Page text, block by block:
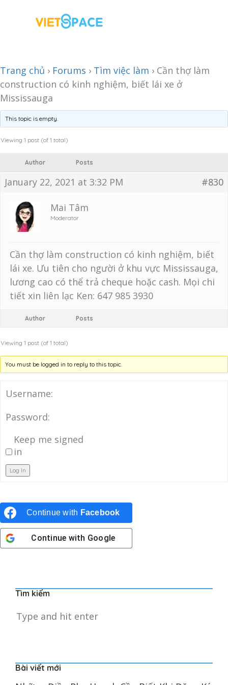
Trang chủ › Forums › Tìm việc làm › Cần thợ làm
construction có kinh nghiệm, biết lái xe ở
Mississauga
This topic is empty.
Viewing 1 post (of 1 total)
Author Posts
January 22, 2021 at 3:32 PM #830
Mai Tâm
Moderator
Cần thợ làm construction có kinh nghiệm, biết
lái xe. Ưu tiên cho người ở khu vực Mississauga,
lương cao có thể trả cheque hoặc cash. Mọi chi
tiết xin liên lạc Ken: 647 985 3930
Author Posts
Viewing 1 post (of 1 total)
You must be logged in to reply to this topic.
Username:
Password:
Keep me signed
in
Log In
Continue with Facebook
Continue with Google
Tìm kiếm
Bài viết mới